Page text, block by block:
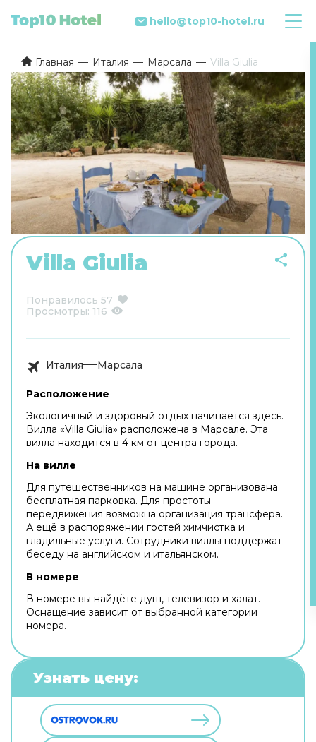
hello@top10-hotel.ru
Главная Италия Марсала Villa Giulia
Villa Giulia
Понравилось 57
Просмотры: 116
Италия Марсала
Расположение
Экологичный и здоровый отдых начинается здесь.
Вилла «Villa Giulia» расположена в Марсале. Эта
вилла находится в 4 км от центра города.
На вилле
Для путешественников на машине организована
бесплатная парковка. Для простоты
передвижения возможна организация трансфера.
А ещё в распоряжении гостей химчистка и
гладильные услуги. Сотрудники виллы поддержат
беседу на английском и итальянском.
В номере
В номере вы найдёте душ, телевизор и халат.
Оснащение зависит от выбранной категории
номера.
Узнать цену: